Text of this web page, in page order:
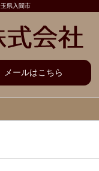
県入間市
メールはこちら